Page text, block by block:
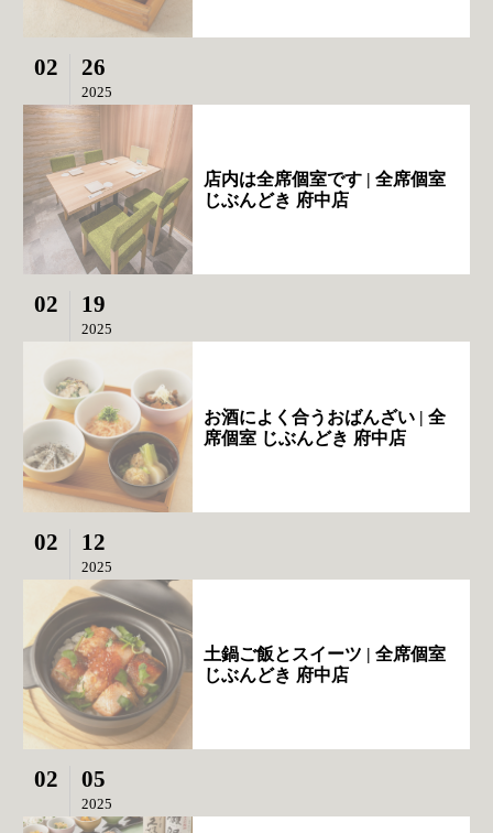
02 26
2025
店内は全席個室です | 全席個室
じぶんどき 府中店
02 19
2025
お酒によく合うおばんざい | 全
席個室 じぶんどき 府中店
02 12
2025
土鍋ご飯とスイーツ | 全席個室
じぶんどき 府中店
02 05
2025